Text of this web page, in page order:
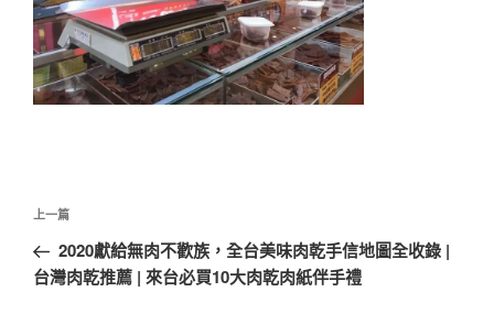
文
導
覽
上
一
篇
上一篇
2020獻給無肉不歡族，全台美味肉乾手信地圖全收錄 |
台灣肉乾推薦 | 來台必買10大肉乾肉紙伴手禮